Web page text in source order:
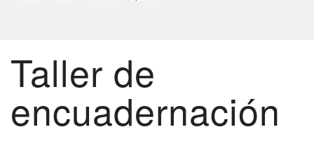
Taller de
encuadernación